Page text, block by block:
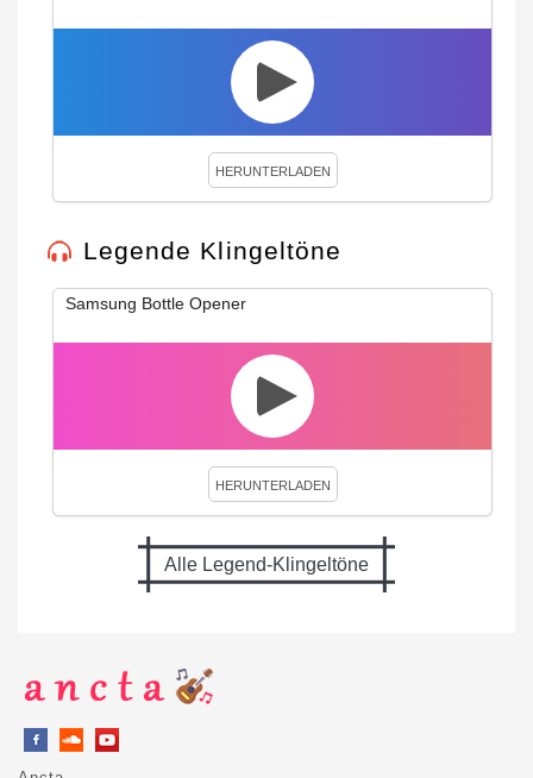
HERUNTERLADEN
Legende Klingeltöne
Samsung Bottle Opener
HERUNTERLADEN
Alle Legend-Klingeltöne